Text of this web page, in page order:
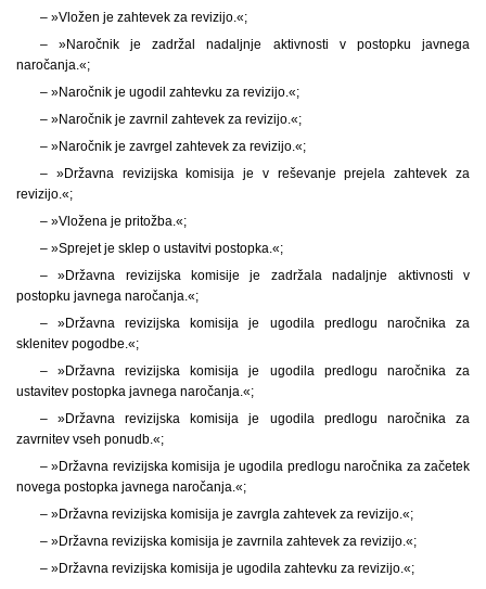
– »Vložen je zahtevek za revizijo.«;
– »Naročnik je zadržal nadaljnje aktivnosti v postopku javnega
naročanja.«;
– »Naročnik je ugodil zahtevku za revizijo.«;
– »Naročnik je zavrnil zahtevek za revizijo.«;
– »Naročnik je zavrgel zahtevek za revizijo.«;
– »Državna revizijska komisija je v reševanje prejela zahtevek za
revizijo.«;
– »Vložena je pritožba.«;
– »Sprejet je sklep o ustavitvi postopka.«;
– »Državna revizijska komisije je zadržala nadaljnje aktivnosti v
postopku javnega naročanja.«;
– »Državna revizijska komisija je ugodila predlogu naročnika za
sklenitev pogodbe.«;
– »Državna revizijska komisija je ugodila predlogu naročnika za
ustavitev postopka javnega naročanja.«;
– »Državna revizijska komisija je ugodila predlogu naročnika za
zavrnitev vseh ponudb.«;
– »Državna revizijska komisija je ugodila predlogu naročnika za začetek
novega postopka javnega naročanja.«;
– »Državna revizijska komisija je zavrgla zahtevek za revizijo.«;
– »Državna revizijska komisija je zavrnila zahtevek za revizijo.«;
– »Državna revizijska komisija je ugodila zahtevku za revizijo.«;